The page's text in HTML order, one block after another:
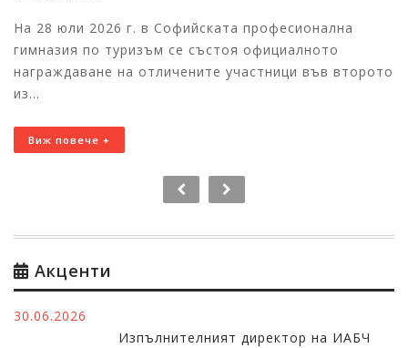
професионална
официалното
участници във второто
Мандж...
Акценти
30.06.2026
Изпълнителният директор на ИАБЧ